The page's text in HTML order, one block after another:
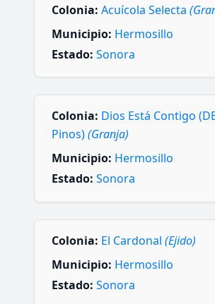
Colonia: Acuícola Selecta
Municipio: Hermosillo
Estado: Sonora
Colonia: Dios Está Contigo
Pinos)(Granja)
Municipio: Hermosillo
Estado: Sonora
Colonia: El Cardonal (Ejido)
Municipio: Hermosillo
Estado: Sonora